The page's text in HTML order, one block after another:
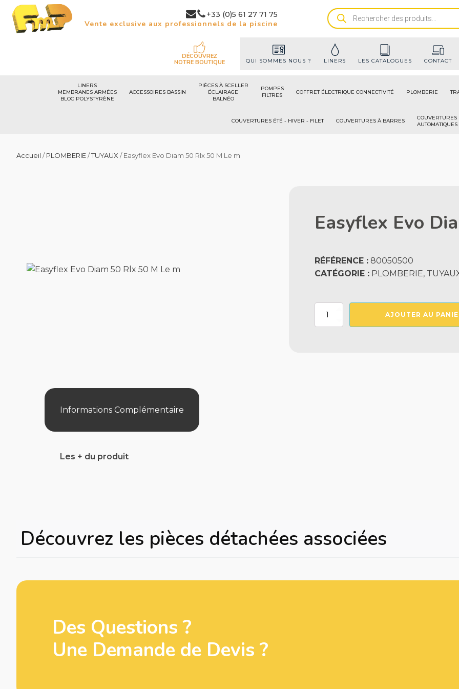
+33 (0)5 61 27 71 75
Vente exclusive aux professionnels de la piscine
Recherche
de
DÉCOUVREZ
NOTRE BOUTIQUE
QUI SOMMES NOUS ? LINERS LES CATALOGUES CONTACT
LINERS
MEMBRANES ARMÉES
BLOC POLYSTYRÈNE
ACCESSOIRES BASSIN
PIÈCES À SCELLER
ÉCLAIRAGE
BALNÉO
POMPES
FILTRES
COFFRET ÉLECTRIQUE CONNECTIVITÉ PLOMBERIE
COUVERTURES ÉTÉ - HIVER - FILET COUVERTURES À BARRES
COUVERTURES
AUTOMATIQUES
Accueil /PLOMBERIE/TUYAUX / Easyflex Evo Diam 50 Rlx 50 M Le m
Easyflex Evo
RÉFÉRENCE : 80050500
CATÉGORIE : PLOMBERIE,
quantité
AJOUTER AU
Informations Complémentaire
Les + du produit
Découvrez les pièces détachées associées
Des Questions ?
Une Demande de Devis ?